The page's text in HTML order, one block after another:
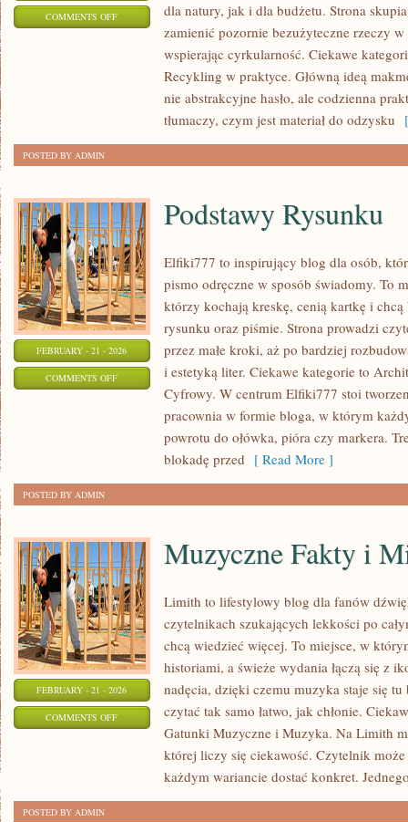
COMMENTS OFFON
SEGREGACJA
dla natury, jak i dla budżetu. Strona
zamienić pozornie bezużyteczne rzeczy
wspierając cyrkularność. Ciekawe
Recykling w praktyce. Główną ideą
nie abstrakcyjne hasło, ale codzienna
tłumaczy, czym jest materiał do odzysku
POSTED BY ADMIN
FEBRUARY - 21 - 2026
COMMENTS OFFON
PODSTAWY
Podstawy Rysunku
Elfiki777 to inspirujący blog dla osób,
pismo odręczne w sposób świadomy. To
którzy kochają kreskę, cenią kartkę i chcą
rysunku oraz piśmie. Strona prowadzi
przez małe kroki, aż po bardziej
i estetyką liter. Ciekawe kategorie to
Cyfrowy. W centrum Elfiki777 stoi
pracownia w formie bloga, w którym
powrotu do ołówka, pióra czy markera.
blokadę przed [ Read More ]
POSTED BY ADMIN
FEBRUARY - 21 - 2026
COMMENTS OFFON
MUZYCZNE
Muzyczne Fakty i
Limith to lifestylowy blog dla fanów
czytelnikach szukających lekkości po
chcą wiedzieć więcej. To miejsce, w
historiami, a świeże wydania łączą się z
nadęcia, dzięki czemu muzyka staje się
czytać tak samo łatwo, jak chłonie.
Gatunki Muzyczne i Muzyka. Na Limith
której liczy się ciekawość. Czytelnik
każdym wariancie dostać konkret.
POSTED BY ADMIN